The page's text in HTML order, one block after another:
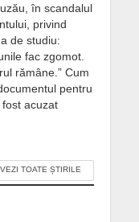
în scandalul
privind
de studiu:
fac zgomot.
rămâne.” Cum
pentru
acuzat
VEZI TOATE ȘTIRILE